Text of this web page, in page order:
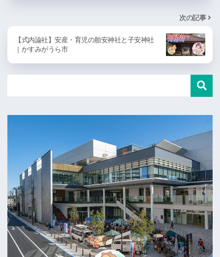
次の記事
【式内論社】安産・育児の胎安神社と子安神社
｜かすみがうら市